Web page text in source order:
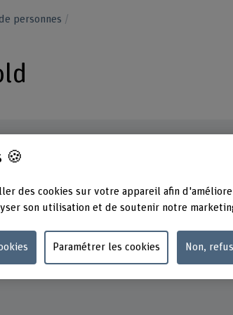
personnes
848 35 62
Berner
Santé
3012
🍪
des cookies sur votre appareil afin
son utilisation et de soutenir notre
Paramétrer les cookies Non,